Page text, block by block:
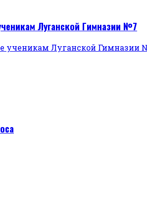
Луганской Гимназии №7